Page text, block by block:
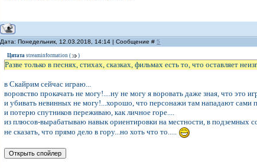
Дата: Понедельник, 12.03.2018, 14:14 | Сообщение #5
Цитата streaminformation ( )
Разве только в песнях, стихах, сказках, фильмах есть то, что оставляет
в Скайрим сейчас играю...
воровство прокачать не могу!....ну не могу я воровать даже зная, что это
и убивать невинных не могу!...хорошо, что персонажи там нападают сами
и потерю спутников переживаю, как личное горе....
из плюсов-вырабатываю навык ориентировки на местности, в подземных
не сказать, что прямо дело в гору...но хоть что то.....